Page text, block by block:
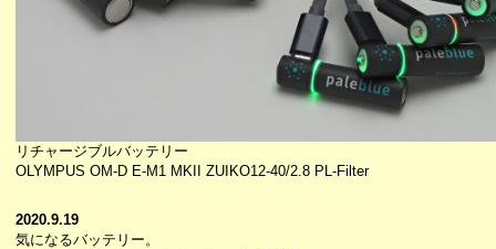
リチャージブルバッテリー
OLYMPUS OM-D E-M1 MKII ZUIKO12-40/2.8 PL-Filter
2020.9.19
気になるバッテリー。